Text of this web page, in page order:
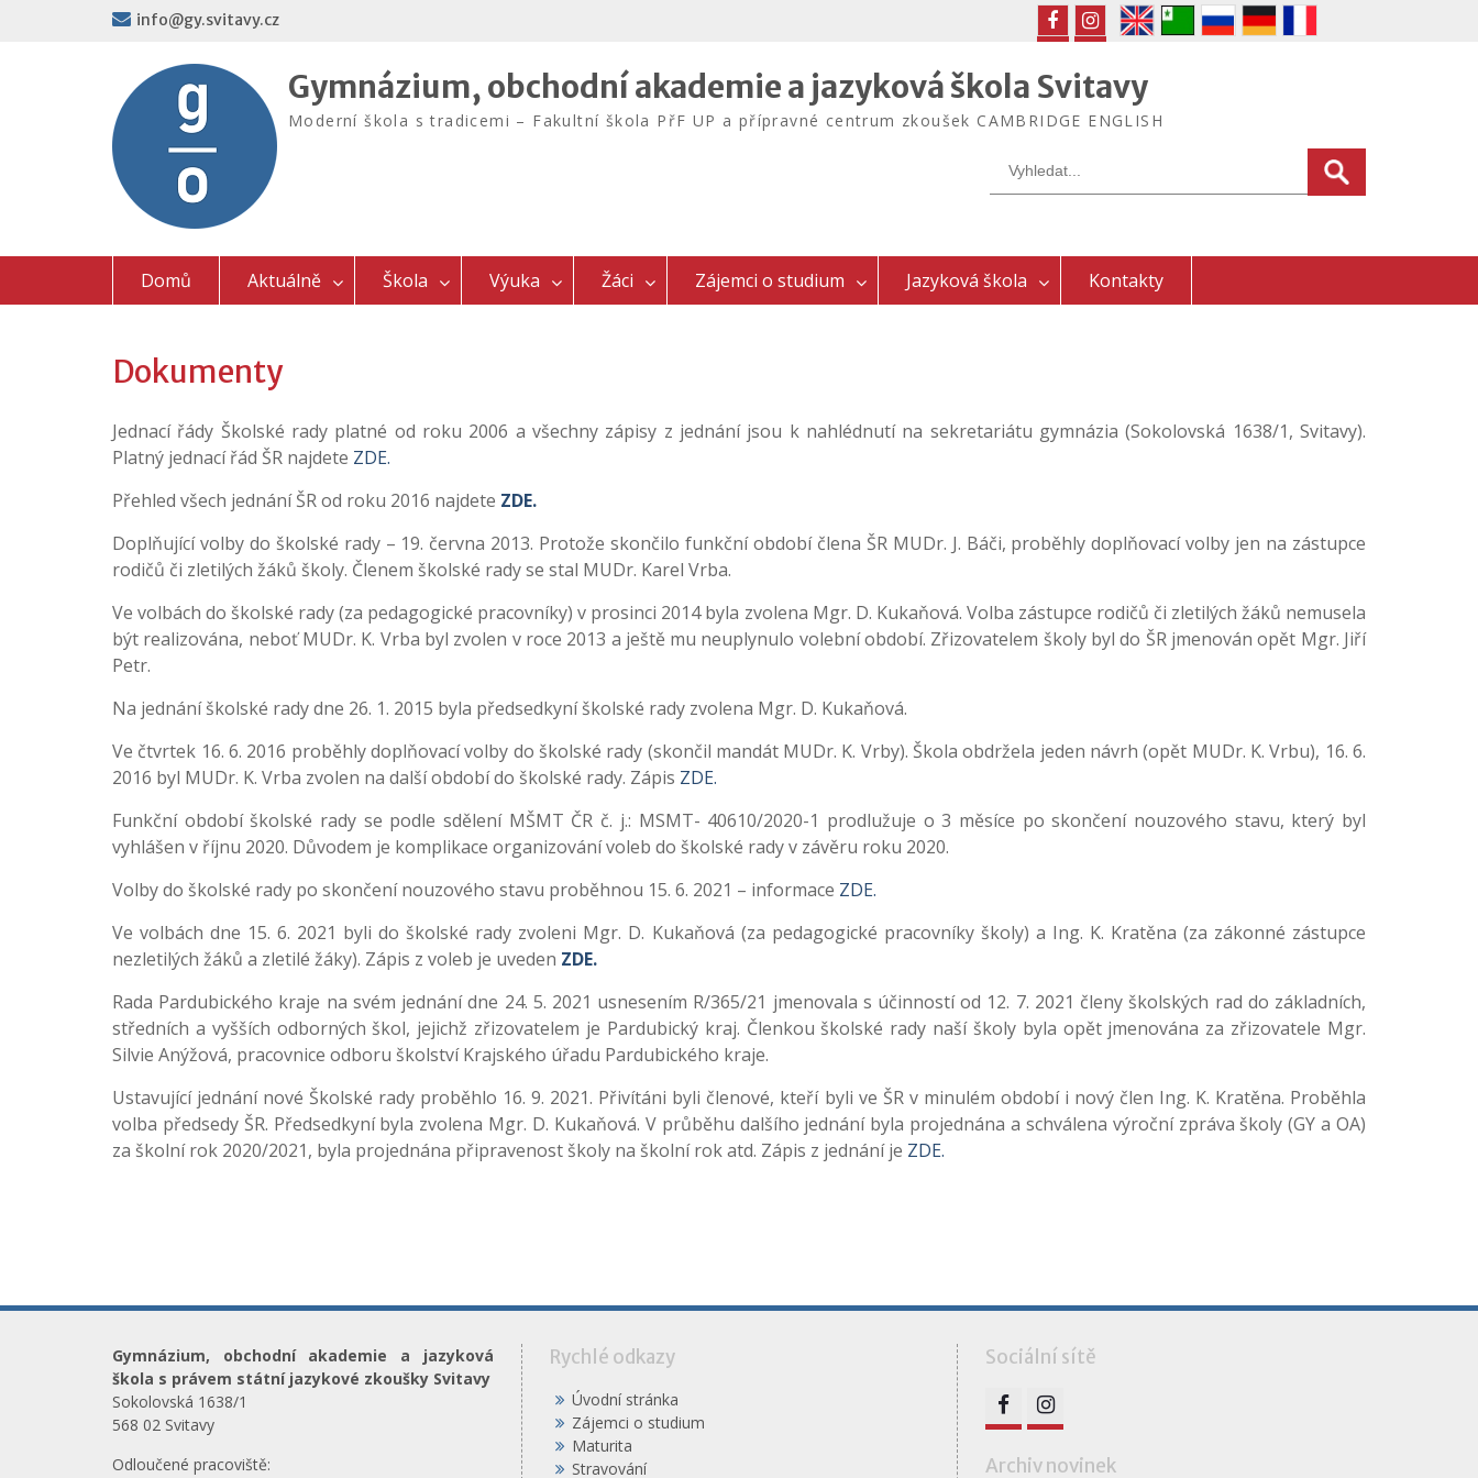
info@gy.svitavy.cz
FB
IG
Gymnázium, obchodní akademie a jazyková škola Svitavy
Moderní škola s tradicemi – Fakultní škola PřF UP a přípravné centrum zkoušek CAMBRIDGE ENGLISH
for:
Domů Aktuálně Škola Výuka Žáci Zájemci o studium Jazyková škola Kontakty
Dokumenty
Jednací řády Školské rady platné od roku 2006 a všechny zápisy z jednání jsou k nahlédnutí na sekretariátu gymnázia (Sokolovská 1638/1, Svitavy).
Platný jednací řád ŠR najdete ZDE.
Přehled všech jednání ŠR od roku 2016 najdete ZDE.
Doplňující volby do školské rady – 19. června 2013. Protože skončilo funkční období člena ŠR MUDr. J. Báči, proběhly doplňovací volby jen na zástupce
rodičů či zletilých žáků školy. Členem školské rady se stal MUDr. Karel Vrba.
Ve volbách do školské rady (za pedagogické pracovníky) v prosinci 2014 byla zvolena Mgr. D. Kukaňová. Volba zástupce rodičů či zletilých žáků nemusela
být realizována, neboť MUDr. K. Vrba byl zvolen v roce 2013 a ještě mu neuplynulo volební období. Zřizovatelem školy byl do ŠR jmenován opět Mgr. Jiří
Petr.
Na jednání školské rady dne 26. 1. 2015 byla předsedkyní školské rady zvolena Mgr. D. Kukaňová.
Ve čtvrtek 16. 6. 2016 proběhly doplňovací volby do školské rady (skončil mandát MUDr. K. Vrby). Škola obdržela jeden návrh (opět MUDr. K. Vrbu), 16. 6.
2016 byl MUDr. K. Vrba zvolen na další období do školské rady. Zápis ZDE.
Funkční období školské rady se podle sdělení MŠMT ČR č. j.: MSMT- 40610/2020-1 prodlužuje o 3 měsíce po skončení nouzového stavu, který byl
vyhlášen v říjnu 2020. Důvodem je komplikace organizování voleb do školské rady v závěru roku 2020.
Volby do školské rady po skončení nouzového stavu proběhnou 15. 6. 2021 – informace ZDE.
Ve volbách dne 15. 6. 2021 byli do školské rady zvoleni Mgr. D. Kukaňová (za pedagogické pracovníky školy) a Ing. K. Kratěna (za zákonné zástupce
nezletilých žáků a zletilé žáky). Zápis z voleb je uveden ZDE.
Rada Pardubického kraje na svém jednání dne 24. 5. 2021 usnesením R/365/21 jmenovala s účinností od 12. 7. 2021 členy školských rad do základních,
středních a vyšších odborných škol, jejichž zřizovatelem je Pardubický kraj. Členkou školské rady naší školy byla opět jmenována za zřizovatele Mgr.
Silvie Anýžová, pracovnice odboru školství Krajského úřadu Pardubického kraje.
Ustavující jednání nové Školské rady proběhlo 16. 9. 2021. Přivítáni byli členové, kteří byli ve ŠR v minulém období i nový člen Ing. K. Kratěna. Proběhla
volba předsedy ŠR. Předsedkyní byla zvolena Mgr. D. Kukaňová. V průběhu dalšího jednání byla projednána a schválena výroční zpráva školy (GY a OA)
za školní rok 2020/2021, byla projednána připravenost školy na školní rok atd. Zápis z jednání je ZDE.
Gymnázium, obchodní akademie a jazyková
škola s právem státní jazykové zkoušky Svitavy
Sokolovská 1638/1
568 02 Svitavy
Odloučené pracoviště:
Rychlé odkazy
Úvodní stránka
Zájemci o studium
Maturita
Stravování
Sociální sítě
FB IG
Archiv novinek